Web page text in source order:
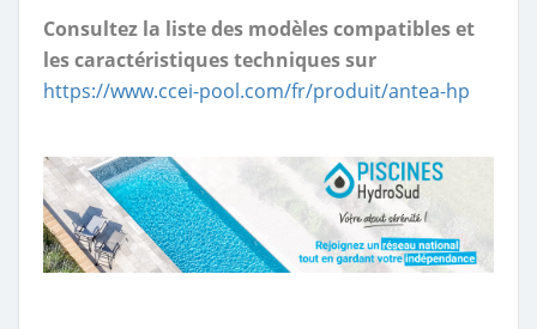
Consultez la liste des modèles compatibles et
les caractéristiques techniques sur
https://www.ccei-pool.com/fr/produit/antea-hp